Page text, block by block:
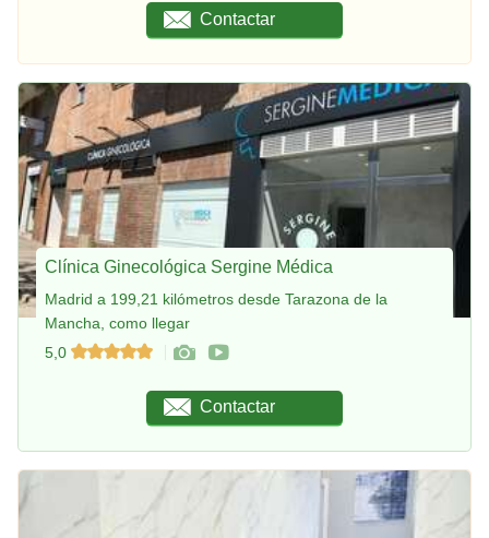
Contactar
Clínica Ginecológica Sergine Médica
Madrid a 199,21 kilómetros desde Tarazona de la
Mancha, como llegar
5,0
Contactar